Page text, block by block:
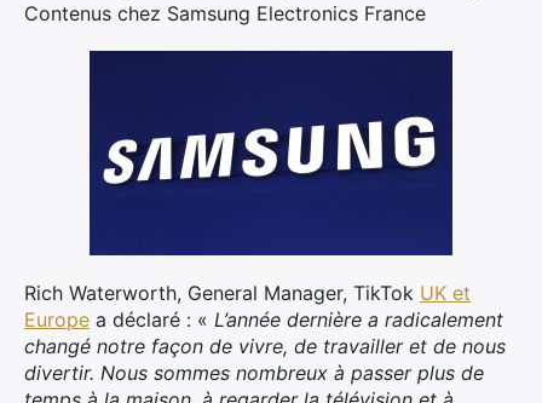
Contenus chez Samsung Electronics France
Rich Waterworth, General Manager, TikTok UK et
Europe a déclaré : « L’année dernière a radicalement
changé notre façon de vivre, de travailler et de nous
divertir. Nous sommes nombreux à passer plus de